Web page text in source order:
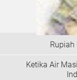
Rupiah
Ketika Air